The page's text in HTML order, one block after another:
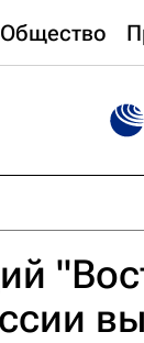
Общество